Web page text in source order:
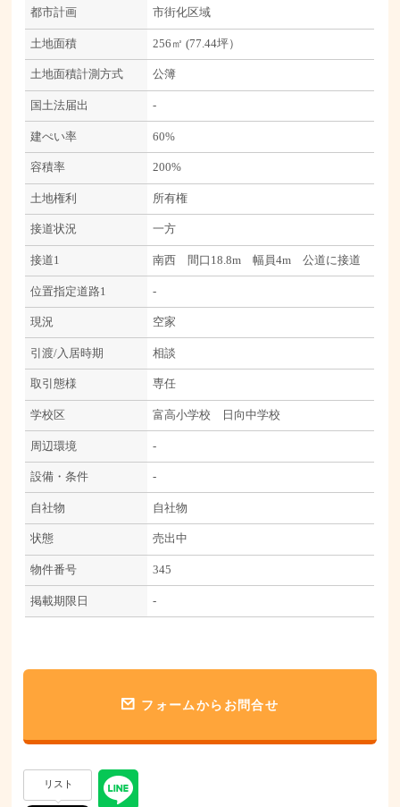
都市計画 市街化区域
土地面積 256㎡ (77.44坪）
土地面積計測方式 公簿
国土法届出 -
建ぺい率 60%
容積率 200%
土地権利 所有権
接道状況 一方
接道1 南西 間口18.8m 幅員4m 公道に接道
位置指定道路1 -
現況 空家
引渡/入居時期 相談
取引態様 専任
学校区 富高小学校 日向中学校
周辺環境 -
設備・条件 -
自社物 自社物
状態 売出中
物件番号 345
掲載期限日 -
フォームからお問合せ
リスト